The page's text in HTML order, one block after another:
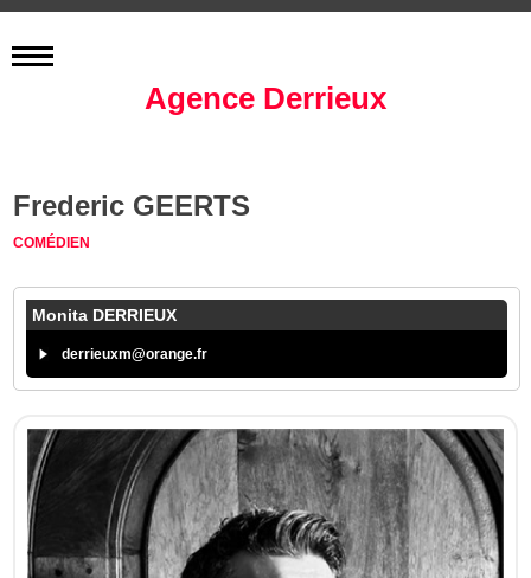
Agence Derrieux
Frederic GEERTS
COMÉDIEN
Monita DERRIEUX
derrieuxm@orange.fr